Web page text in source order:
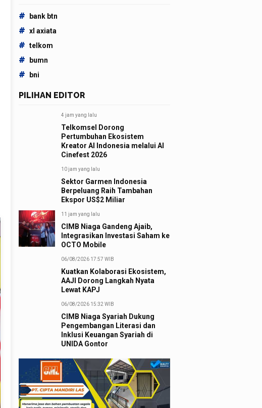
# bank btn
# xl axiata
# telkom
# bumn
# bni
PILIHAN EDITOR
4 jam yang lalu
Telkomsel Dorong
Pertumbuhan Ekosistem
Kreator AI Indonesia melalui AI
Cinefest 2026
10 jam yang lalu
Sektor Garmen Indonesia
Berpeluang Raih Tambahan
Ekspor US$2 Miliar
11 jam yang lalu
CIMB Niaga Gandeng Ajaib,
Integrasikan Investasi Saham ke
OCTO Mobile
06/08/2026 17:57 WIB
Kuatkan Kolaborasi Ekosistem,
AAJI Dorong Langkah Nyata
Lewat KAPJ
06/08/2026 15:32 WIB
CIMB Niaga Syariah Dukung
Pengembangan Literasi dan
Inklusi Keuangan Syariah di
UNIDA Gontor